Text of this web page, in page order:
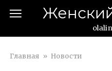
Главная » Новости